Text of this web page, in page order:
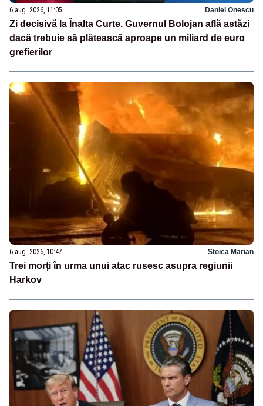
6 aug. 2026, 11:05 Daniel Onescu
Zi decisivă la Înalta Curte. Guvernul Bolojan află astăzi
dacă trebuie să plătească aproape un miliard de euro
grefierilor
6 aug. 2026, 10:47 Stoica Marian
Trei morți în urma unui atac rusesc asupra regiunii
Harkov